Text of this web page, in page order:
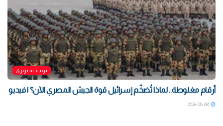
توب ستوري
أرقام مغلوطة.. لماذا تُضخّم إسرائيل قوة الجيش المصري الآن؟ | فيديو